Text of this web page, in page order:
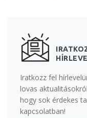
Iratkozz fel
lovas
hogy sok érdekes
kapcsolatban!